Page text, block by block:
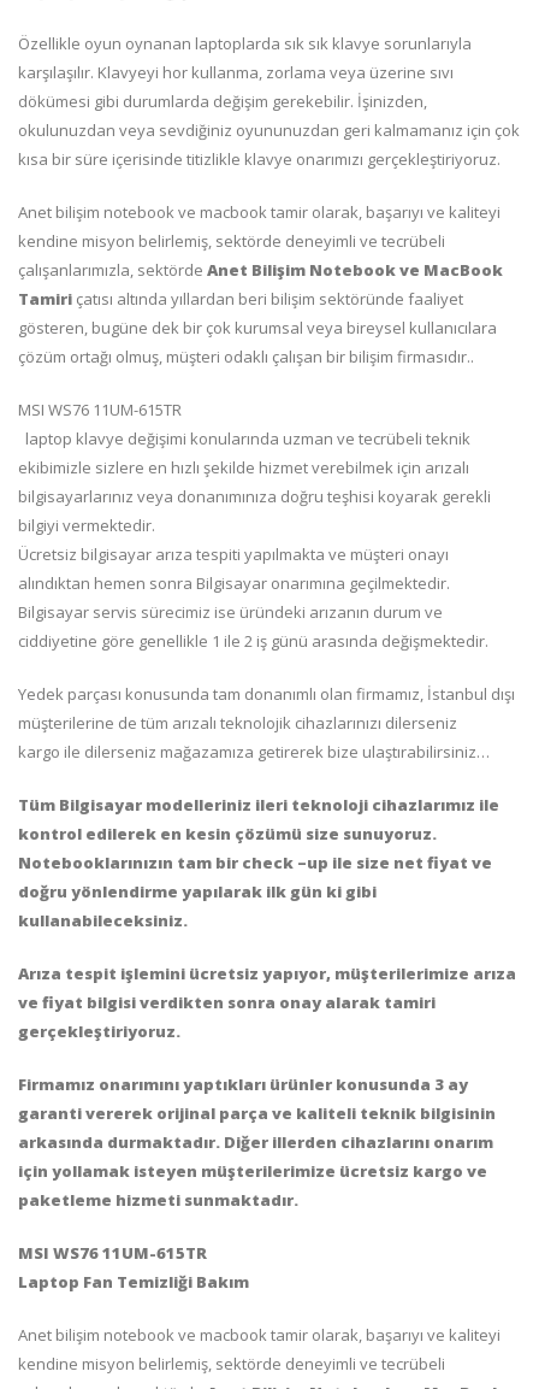
Özellikle oyun oynanan laptoplarda sık sık klavye sorunlarıyla
karşılaşılır. Klavyeyi hor kullanma, zorlama veya üzerine sıvı
dökümesi gibi durumlarda değişim gerekebilir. İşinizden,
okulunuzdan veya sevdiğiniz oyununuzdan geri kalmamanız için çok
kısa bir süre içerisinde titizlikle klavye onarımızı gerçekleştiriyoruz.
Anet bilişim notebook ve macbook tamir olarak, başarıyı ve kaliteyi
kendine misyon belirlemiş, sektörde deneyimli ve tecrübeli
çalışanlarımızla, sektörde Anet Bilişim Notebook ve MacBook
Tamiri çatısı altında yıllardan beri bilişim sektöründe faaliyet
gösteren, bugüne dek bir çok kurumsal veya bireysel kullanıcılara
çözüm ortağı olmuş, müşteri odaklı çalışan bir bilişim firmasıdır..
MSI WS76 11UM-615TR
laptop klavye değişimi konularında uzman ve tecrübeli teknik
ekibimizle sizlere en hızlı şekilde hizmet verebilmek için arızalı
bilgisayarlarınız veya donanımınıza doğru teşhisi koyarak gerekli
bilgiyi vermektedir.
Ücretsiz bilgisayar arıza tespiti yapılmakta ve müşteri onayı
alındıktan hemen sonra Bilgisayar onarımına geçilmektedir.
Bilgisayar servis sürecimiz ise üründeki arızanın durum ve
ciddiyetine göre genellikle 1 ile 2 iş günü arasında değişmektedir.
Yedek parçası konusunda tam donanımlı olan firmamız, İstanbul dışı
müşterilerine de tüm arızalı teknolojik cihazlarınızı dilerseniz
kargo ile dilerseniz mağazamıza getirerek bize ulaştırabilirsiniz…
Tüm Bilgisayar modelleriniz ileri teknoloji cihazlarımız ile
kontrol edilerek en kesin çözümü size sunuyoruz.
Notebooklarınızın tam bir check –up ile size net fiyat ve
doğru yönlendirme yapılarak ilk gün ki gibi
kullanabileceksiniz.
Arıza tespit işlemini ücretsiz yapıyor, müşterilerimize arıza
ve fiyat bilgisi verdikten sonra onay alarak tamiri
gerçekleştiriyoruz.
Firmamız onarımını yaptıkları ürünler konusunda 3 ay
garanti vererek orijinal parça ve kaliteli teknik bilgisinin
arkasında durmaktadır. Diğer illerden cihazlarını onarım
için yollamak isteyen müşterilerimize ücretsiz kargo ve
paketleme hizmeti sunmaktadır.
MSI WS76 11UM-615TR
Laptop Fan Temizliği Bakım
Anet bilişim notebook ve macbook tamir olarak, başarıyı ve kaliteyi
kendine misyon belirlemiş, sektörde deneyimli ve tecrübeli